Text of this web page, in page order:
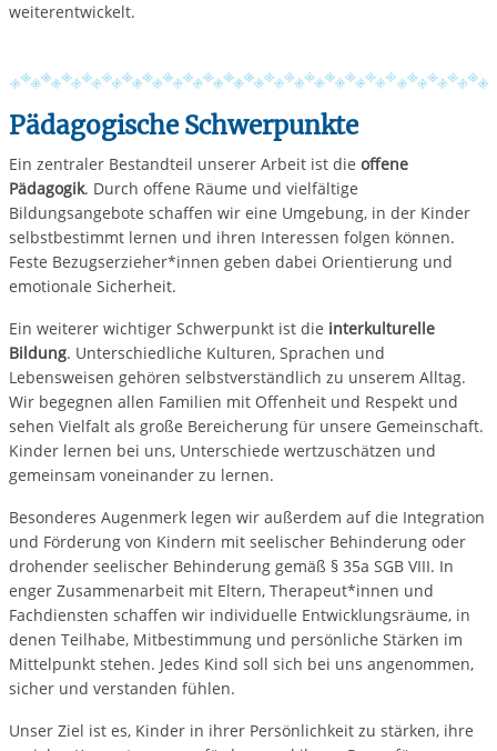
weiterentwickelt.
Pädagogische Schwerpunkte
Ein zentraler Bestandteil unserer Arbeit ist die offene
Pädagogik. Durch offene Räume und vielfältige
Bildungsangebote schaffen wir eine Umgebung, in der Kinder
selbstbestimmt lernen und ihren Interessen folgen können.
Feste Bezugserzieher*innen geben dabei Orientierung und
emotionale Sicherheit.
Ein weiterer wichtiger Schwerpunkt ist die interkulturelle
Bildung. Unterschiedliche Kulturen, Sprachen und
Lebensweisen gehören selbstverständlich zu unserem Alltag.
Wir begegnen allen Familien mit Offenheit und Respekt und
sehen Vielfalt als große Bereicherung für unsere Gemeinschaft.
Kinder lernen bei uns, Unterschiede wertzuschätzen und
gemeinsam voneinander zu lernen.
Besonderes Augenmerk legen wir außerdem auf die Integration
und Förderung von Kindern mit seelischer Behinderung oder
drohender seelischer Behinderung gemäß § 35a SGB VIII. In
enger Zusammenarbeit mit Eltern, Therapeut*innen und
Fachdiensten schaffen wir individuelle Entwicklungsräume, in
denen Teilhabe, Mitbestimmung und persönliche Stärken im
Mittelpunkt stehen. Jedes Kind soll sich bei uns angenommen,
sicher und verstanden fühlen.
Unser Ziel ist es, Kinder in ihrer Persönlichkeit zu stärken, ihre